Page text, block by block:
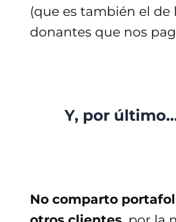
(que es también el de
donantes que nos
Y, por
No comparto